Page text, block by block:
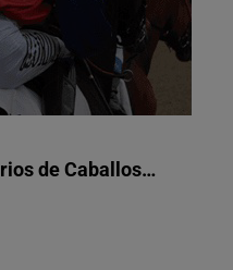
Prix Asociacion de Propietarios de Caballos de Carreras